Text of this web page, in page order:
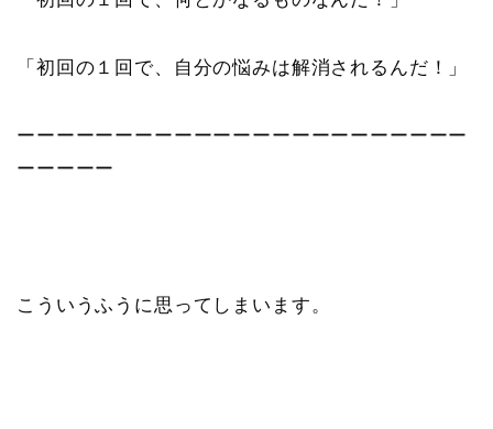
「初回の１回で、自分の悩みは解消されるんだ！」
ーーーーーーーーーーーーーーーーーーーーーーー
ーーーーー
こういうふうに思ってしまいます。